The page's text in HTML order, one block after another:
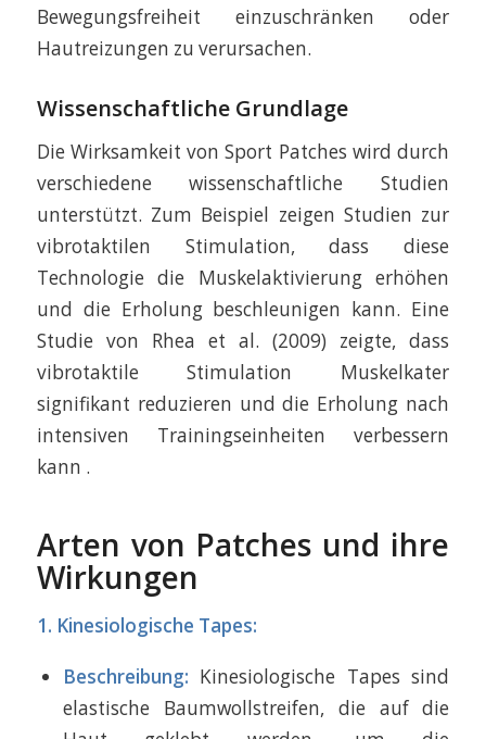
Bewegungsfreiheit einzuschränken oder
Hautreizungen zu verursachen.
Wissenschaftliche Grundlage
Die Wirksamkeit von Sport Patches wird durch
verschiedene wissenschaftliche Studien
unterstützt. Zum Beispiel zeigen Studien zur
vibrotaktilen Stimulation, dass diese
Technologie die Muskelaktivierung erhöhen
und die Erholung beschleunigen kann. Eine
Studie von Rhea et al. (2009) zeigte, dass
vibrotaktile Stimulation Muskelkater
signifikant reduzieren und die Erholung nach
intensiven Trainingseinheiten verbessern
kann .
Arten von Patches und ihre
Wirkungen
1. Kinesiologische Tapes:
Beschreibung: Kinesiologische Tapes sind
elastische Baumwollstreifen, die auf die